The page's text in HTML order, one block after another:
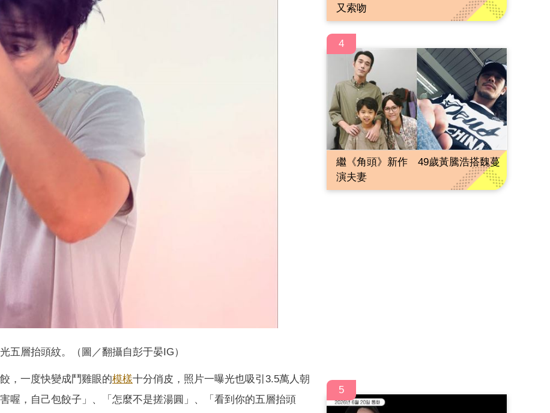
五層抬頭紋。（圖／翻攝自彭于晏IG）
，一度快變成鬥雞眼的模樣十分俏皮，照片一曝光也吸引3.5萬人朝
喔，自己包餃子」、「怎麼不是搓湯圓」、「看到你的五層抬頭
又索吻
4
繼《角頭》新作 49歲黃騰浩搭魏蔓
演夫妻
5